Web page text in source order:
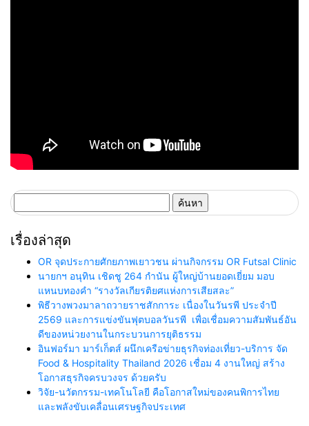
สำหรับ:
เรื่องล่าสุด
OR จุดประกายศักยภาพเยาวชน ผ่านกิจกรรม OR Futsal Clinic
นายกฯ อนุทิน เชิดชู 264 กำนัน ผู้ใหญ่บ้านยอดเยี่ยม มอบ
แหนบทองคำ “รางวัลเกียรติยศแห่งการเสียสละ”
พิธีวางพวงมาลาถวายราชสักการะ เนื่องในวันรพี ประจำปี
2569 และการแข่งขันฟุตบอลวันรพี เพื่อเชื่อมความสัมพันธ์อัน
ดีของหน่วยงานในกระบวนการยุติธรรม
อินฟอร์มา มาร์เก็ตส์ ผนึกเครือข่ายธุรกิจท่องเที่ยว-บริการ จัด
Food & Hospitality Thailand 2026 เชื่อม 4 งานใหญ่ สร้าง
โอกาสธุรกิจครบวงจร ด้วยครับ
วิจัย-นวัตกรรม-เทคโนโลยี คือโอกาสใหม่ของคนพิการไทย
และพลังขับเคลื่อนเศรษฐกิจประเทศ